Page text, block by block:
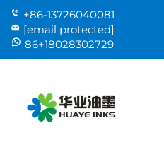
+86-13726040081
[email protected]
86+18028302729